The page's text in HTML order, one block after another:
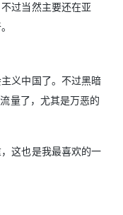
过当然主要还在亚
义中国了。不过黑暗
量了，尤其是万恶的
这也是我最喜欢的一